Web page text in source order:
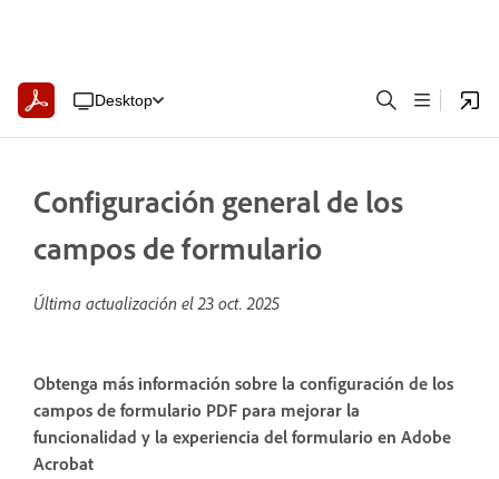
Desktop
Configuración general de los
campos de formulario
Última actualización el23 oct. 2025
Obtenga más información sobre la configuración de los
campos de formulario PDF para mejorar la
funcionalidad y la experiencia del formulario en Adobe
Acrobat